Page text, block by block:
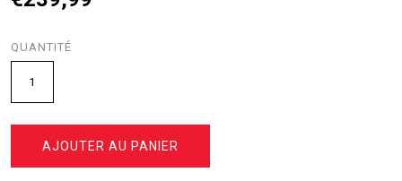
QUANTITÉ
AJOUTER AU PANIER